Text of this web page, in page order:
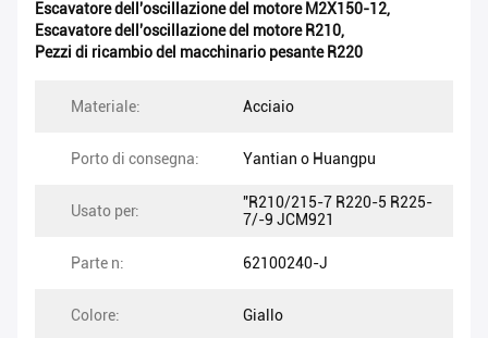
Escavatore dell'oscillazione del motore M2X150-12,
Escavatore dell'oscillazione del motore R210,
Pezzi di ricambio del macchinario pesante R220
Materiale: Acciaio
Porto di consegna: Yantian o Huangpu
Usato per:
"R210/215-7 R220-5 R225-
7/-9 JCM921
Parte n: 62100240-J
Colore: Giallo